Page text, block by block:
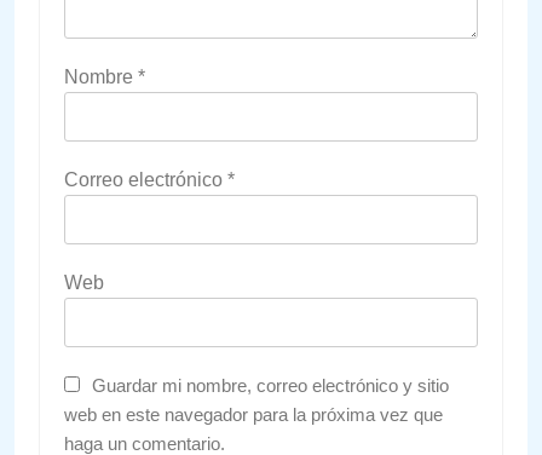
Nombre *
Correo electrónico *
Web
Guardar mi nombre, correo electrónico y sitio
web en este navegador para la próxima vez que
haga un comentario.